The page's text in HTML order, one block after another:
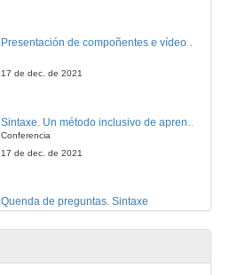
Presentación de compoñentes e vídeo Sintaxe
17 de dec. de 2021
Conferencia
17 de dec. de 2021
Quenda de preguntas. Sintaxe
17 de dec. de 2021